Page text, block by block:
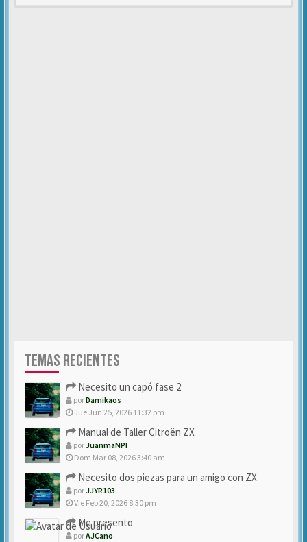
TEMAS RECIENTES
Necesito un capó fase 2
porDamikaos
Jue Jun 25, 2026 11:32 pm
Manual de Taller Citroën ZX
porJuanmaNPI
Dom Mar 08, 2026 3:40 am
Necesito dos piezas para un amigo con ZX.
porJJYR103
Vie Feb 20, 2026 8:30 pm
Me presento
porAJCano